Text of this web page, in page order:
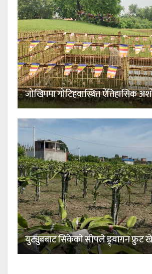
जोखिममा गोटिहवास्थित ऐतिहासिक
युट्युबबाट सिकेको सीपले ड्र्यागन फ्रुट